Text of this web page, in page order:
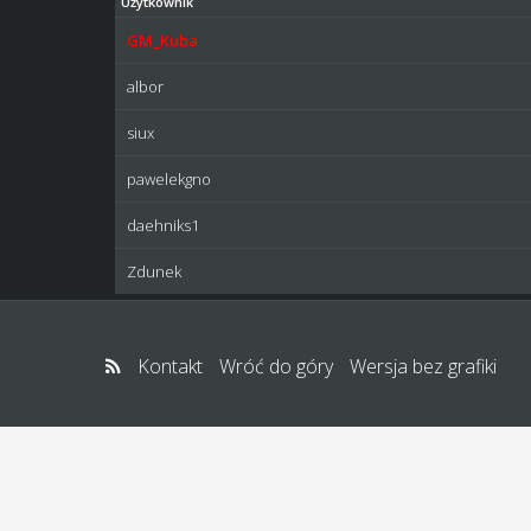
GM_Kuba
albor
siux
pawelekgno
daehniks1
Zdunek
Kontakt Wróć do góry Wersja bez grafiki